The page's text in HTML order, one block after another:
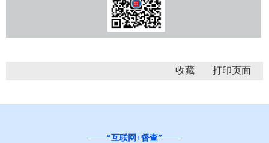
收藏
“互联网+督查”